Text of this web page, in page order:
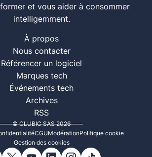
et vous aider à consommer
intelligemment.
À propos
Nous contacter
Référencer un logiciel
Marques tech
Événements tech
Archives
RSS
© CLUBIC SAS 2026
CGUModérationPolitique cookie
Gestion des cookies